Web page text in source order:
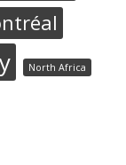
North Africa